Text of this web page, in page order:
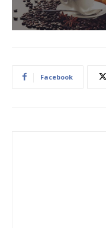
Facebook